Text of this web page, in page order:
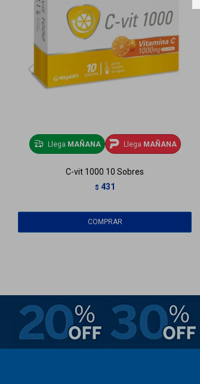
Llega MAÑANA Llega MAÑANA
C-vit 1000 10 Sobres
$ 431